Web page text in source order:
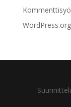
WordPress.org